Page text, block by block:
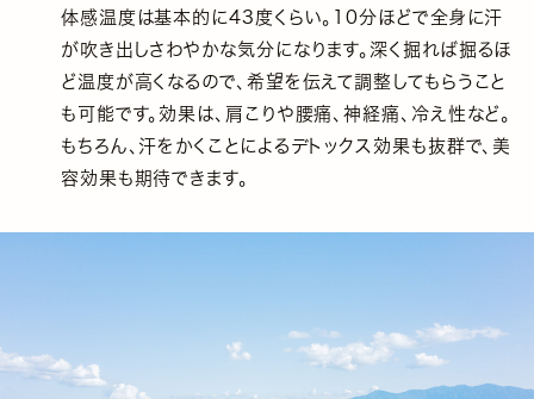
体感温度は基本的に43度くらい。10分ほどで全身に汗
が吹き出しさわやかな気分になります。深く掘れば掘るほ
ど温度が高くなるので、希望を伝えて調整してもらうこと
も可能です。効果は、肩こりや腰痛、神経痛、冷え性など。
もちろん、汗をかくことによるデトックス効果も抜群で、美
容効果も期待できます。